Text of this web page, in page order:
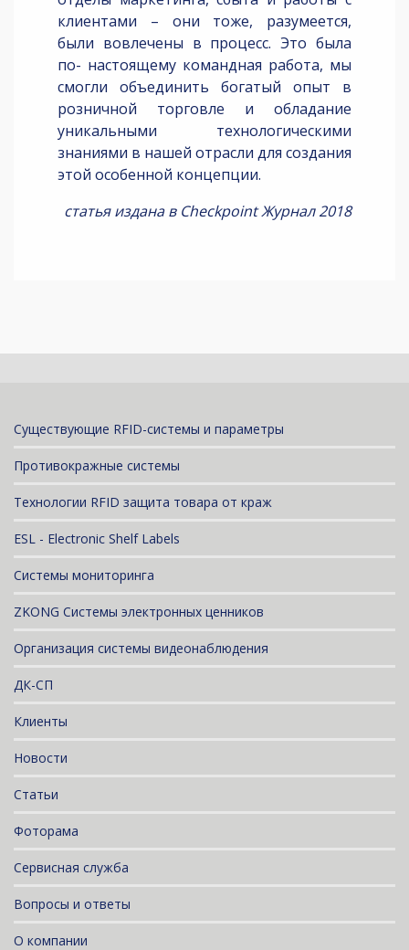
клиентами – они тоже, разумеется,
были вовлечены в процесс. Это была
по- настоящему командная работа, мы
смогли объединить богатый опыт в
розничной торговле и обладание
уникальными технологическими
знаниями в нашей отрасли для создания
этой особенной концепции.
статья издана в Checkpoint Журнал 2018
Существующие RFID-системы и параметры
Противокражные системы
Технологии RFID защита товара от краж
ESL - Electronic Shelf Labels
Системы мониторинга
ZKONG Системы электронных ценников
Организация системы видеонаблюдения
ДК-СП
Клиенты
Новости
Статьи
Фоторама
Сервисная служба
Вопросы и ответы
О компании